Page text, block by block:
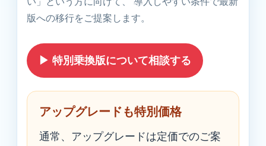
版への移行をご提案します。
▶ 特別乗換版について相談する
アップグレードも特別価格
通常、アップグレードは定価でのご案